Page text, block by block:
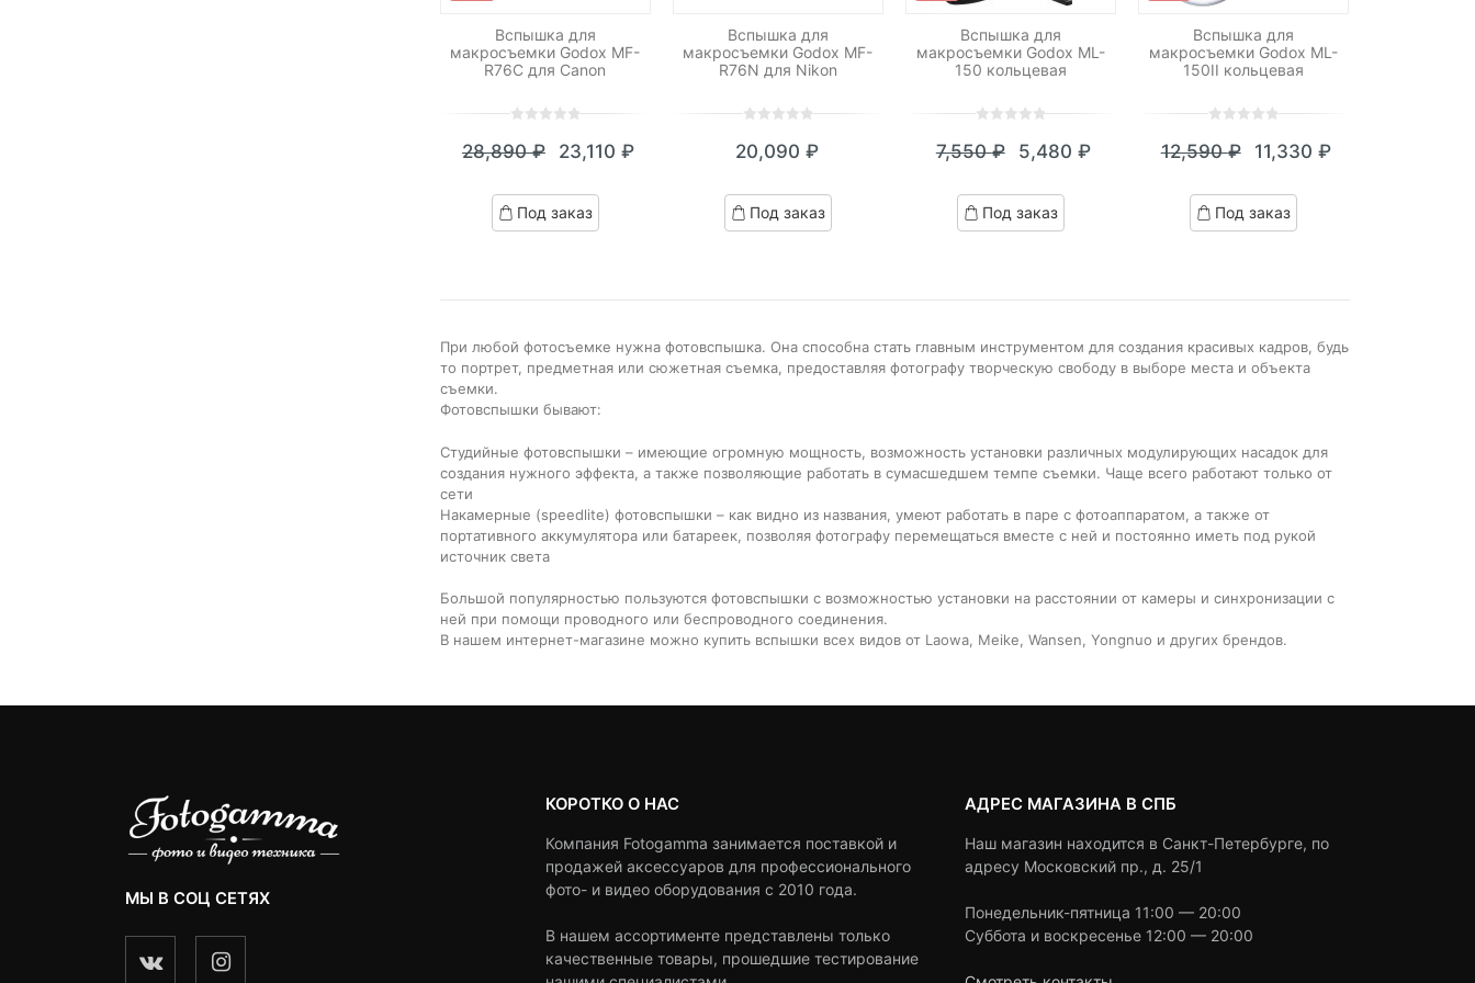
Вспышка для
макросъемки Godox MF-
R76C для Canon
out
based
on
28,890₽
Первоначальная
цена
составляла
23,110 ₽
Текущая
цена:
23,110 ₽.
Под заказ
Вспышка для
макросъемки Godox MF-
R76N для Nikon
out
based
on
20,090 ₽
Под заказ
Вспышка для
макросъемки Godox ML-
150 кольцевая
out
based
on
7,550₽
Первоначальная
цена
составляла
5,480 ₽
Текущая
цена:
5,480 ₽.
Под заказ
Вспышка для
макросъемки Godox ML-
150II кольцевая
out
based
on
12,590₽
Первоначальная
цена
составляла
11,330 ₽
Текущая
цена:
11,330 ₽.
Под заказ
При любой фотосъемке нужна фотовспышка. Она способна стать главным инструментом для создания красивых кадров, будь
то портрет, предметная или сюжетная съемка, предоставляя фотографу творческую свободу в выборе места и объекта
съемки.
Фотовспышки бывают:
Студийные фотовспышки – имеющие огромную мощность, возможность установки различных модулирующих насадок для
создания нужного эффекта, а также позволяющие работать в сумасшедшем темпе съемки. Чаще всего работают только от
сети
Накамерные (speedlite) фотовспышки – как видно из названия, умеют работать в паре с фотоаппаратом, а также от
портативного аккумулятора или батареек, позволяя фотографу перемещаться вместе с ней и постоянно иметь под рукой
источник света
Большой популярностью пользуются фотовспышки с возможностью установки на расстоянии от камеры и синхронизации с
ней при помощи проводного или беспроводного соединения.
В нашем интернет-магазине можно купить вспышки всех видов от Laowa, Meike, Wansen, Yongnuo и других брендов.
МЫ В СОЦ СЕТЯХ
КОРОТКО О НАС
Компания Fotogamma занимается поставкой и
продажей аксессуаров для профессионального
фото- и видео оборудования с 2010 года.
В нашем ассортименте представлены только
качественные товары, прошедшие тестирование
АДРЕС МАГАЗИНА В СПБ
Наш магазин находится в Санкт-Петербурге, по
адресу Московский пр., д. 25/1
Понедельник-пятница 11:00 — 20:00
Суббота и воскресенье 12:00 — 20:00